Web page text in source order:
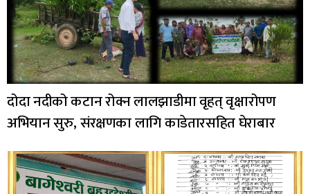
दोदा नदीको कटान रोक्न लालझाडीमा वृहत् वृक्षारोपण
अभियान सुरु, संरक्षणका लागि काडेतारसहित घेराबार